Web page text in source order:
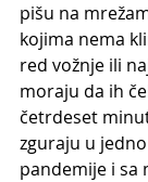
pišu na
kojima nema
red vožnje ili
moraju da ih
četrdeset
zguraju u
pandemije i sa